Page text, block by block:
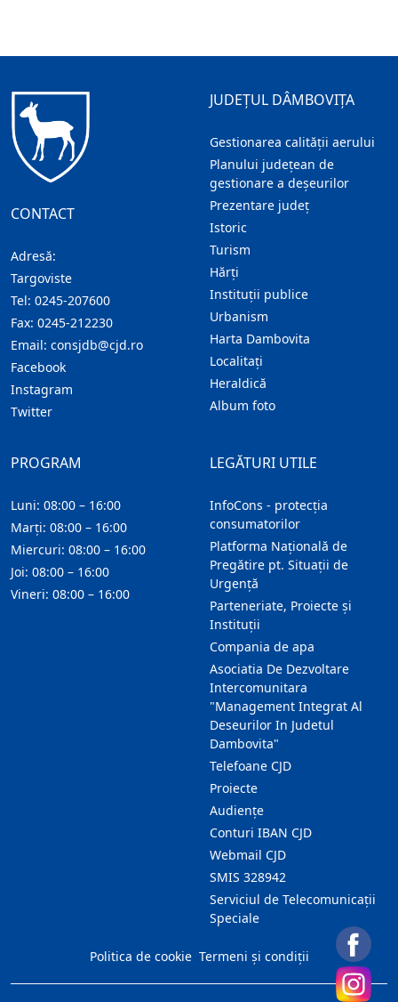
CONTACT
Adresă:
Targoviste
Tel: 0245-207600
Fax: 0245-212230
Email: consjdb@cjd.ro
Facebook
Instagram
Twitter
JUDEȚUL DÂMBOVIȚA
Gestionarea calității aerului
Planului județean de
gestionare a deșeurilor
Prezentare judeţ
Istoric
Turism
Hărţi
Instituţii publice
Urbanism
Harta Dambovita
Localitaţi
Heraldică
Album foto
LEGĂTURI UTILE
InfoCons - protecția
consumatorilor
Platforma Națională de
Pregătire pt. Situații de
Urgență
Parteneriate, Proiecte și
Instituții
Compania de apa
Asociatia De Dezvoltare
Intercomunitara
"Management Integrat Al
Deseurilor In Judetul
Dambovita"
Telefoane CJD
Proiecte
Audienţe
Conturi IBAN CJD
Webmail CJD
SMIS 328942
Serviciul de Telecomunicații
Speciale
PROGRAM
Luni: 08:00 – 16:00
Marți: 08:00 – 16:00
Miercuri: 08:00 – 16:00
Joi: 08:00 – 16:00
Vineri: 08:00 – 16:00
Politica de cookie Termeni și condiții